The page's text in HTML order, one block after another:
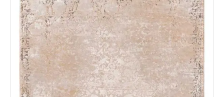
Nombre y apellido
Teléfono
Correo electronico